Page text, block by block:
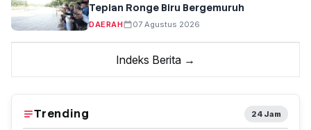
Tepian Ronge Biru Bergemuruh
DAERAH 07 Agustus 2026
Indeks Berita →
Trending 24 Jam